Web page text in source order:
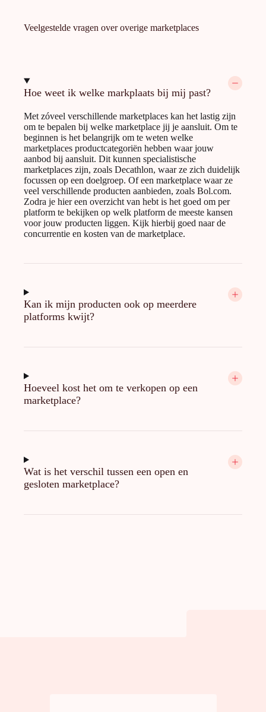
Veelgestelde vragen over overige marketplaces
Hoe weet ik welke markplaats bij mij past?
Met zóveel verschillende marketplaces kan het lastig zijn
om te bepalen bij welke marketplace jij je aansluit. Om te
beginnen is het belangrijk om te weten welke
marketplaces productcategoriën hebben waar jouw
aanbod bij aansluit. Dit kunnen specialistische
marketplaces zijn, zoals Decathlon, waar ze zich duidelijk
focussen op een doelgroep. Of een marketplace waar ze
veel verschillende producten aanbieden, zoals Bol.com.
Zodra je hier een overzicht van hebt is het goed om per
platform te bekijken op welk platform de meeste kansen
voor jouw producten liggen. Kijk hierbij goed naar de
concurrentie en kosten van de marketplace.
Kan ik mijn producten ook op meerdere
platforms kwijt?
Hoeveel kost het om te verkopen op een
marketplace?
Wat is het verschil tussen een open en
gesloten marketplace?